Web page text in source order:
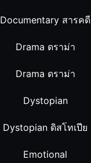
Documentary สารคดี
Drama ดราม่า
Drama ดราม่า
Dystopian
Dystopian ดิสโทเปีย
Emotional